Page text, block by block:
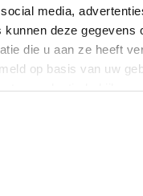
media,
kunnen deze gegevens
die u aan ze heeft
op basis van uw
op elk moment